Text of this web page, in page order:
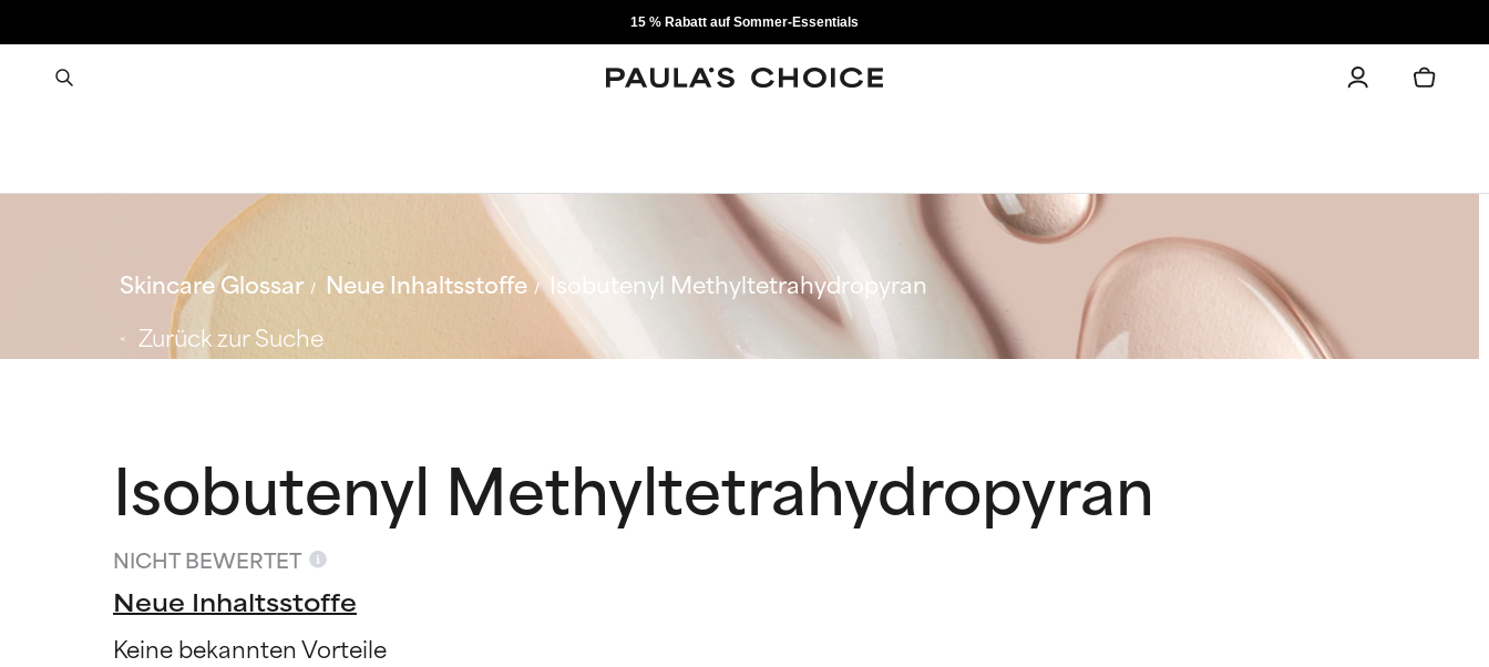
15 % Rabatt auf Sommer-Essentials
Skincare Glossar Neue Inhaltsstoffe
Isobutenyl Methyltetrahydropyran
Zurück zur Suche
Isobutenyl Methyltetrahydropyran
NICHT BEWERTET
Neue Inhaltsstoffe
Keine bekannten Vorteile